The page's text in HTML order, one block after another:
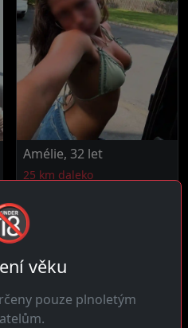
Amélie, 32 let
25 km daleko
adrenalinu z trochu
riskantních plánů na...
věku
pouze plnoletým